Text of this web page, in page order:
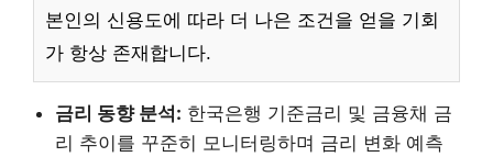
본인의 신용도에 따라 더 나은 조건을 얻을 기회
가 항상 존재합니다.
금리 동향 분석: 한국은행 기준금리 및 금융채 금
리 추이를 꾸준히 모니터링하며 금리 변화 예측